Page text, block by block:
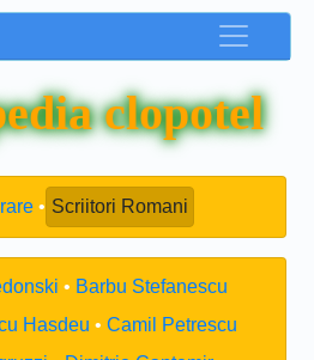
clopotel
Scriitori Romani
Barbu Stefanescu
Hasdeu
Camil Petrescu